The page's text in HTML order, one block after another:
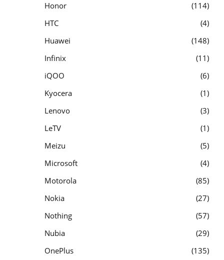
Honor
114
HTC
4
Huawei
148
Infinix
11
iQOO
6
Kyocera
1
Lenovo
3
LeTV
1
Meizu
5
Microsoft
4
Motorola
85
Nokia
27
Nothing
57
Nubia
29
OnePlus
135